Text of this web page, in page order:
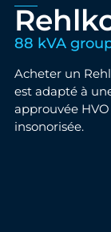
88 kVA
Acheter un
est adapté à
approuvée
insonorisée.